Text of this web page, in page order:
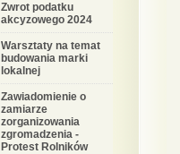
Zwrot podatku
akcyzowego 2024
Warsztaty na temat
budowania marki
lokalnej
Zawiadomienie o
zamiarze
zorganizowania
zgromadzenia -
Protest Rolników